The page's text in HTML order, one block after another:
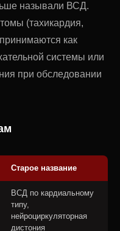
называли ВСД.
(тахикардия,
как
системы или
при обследовании
Старое название
ВСД по кардиальному
типу,
нейроциркуляторная
дистония